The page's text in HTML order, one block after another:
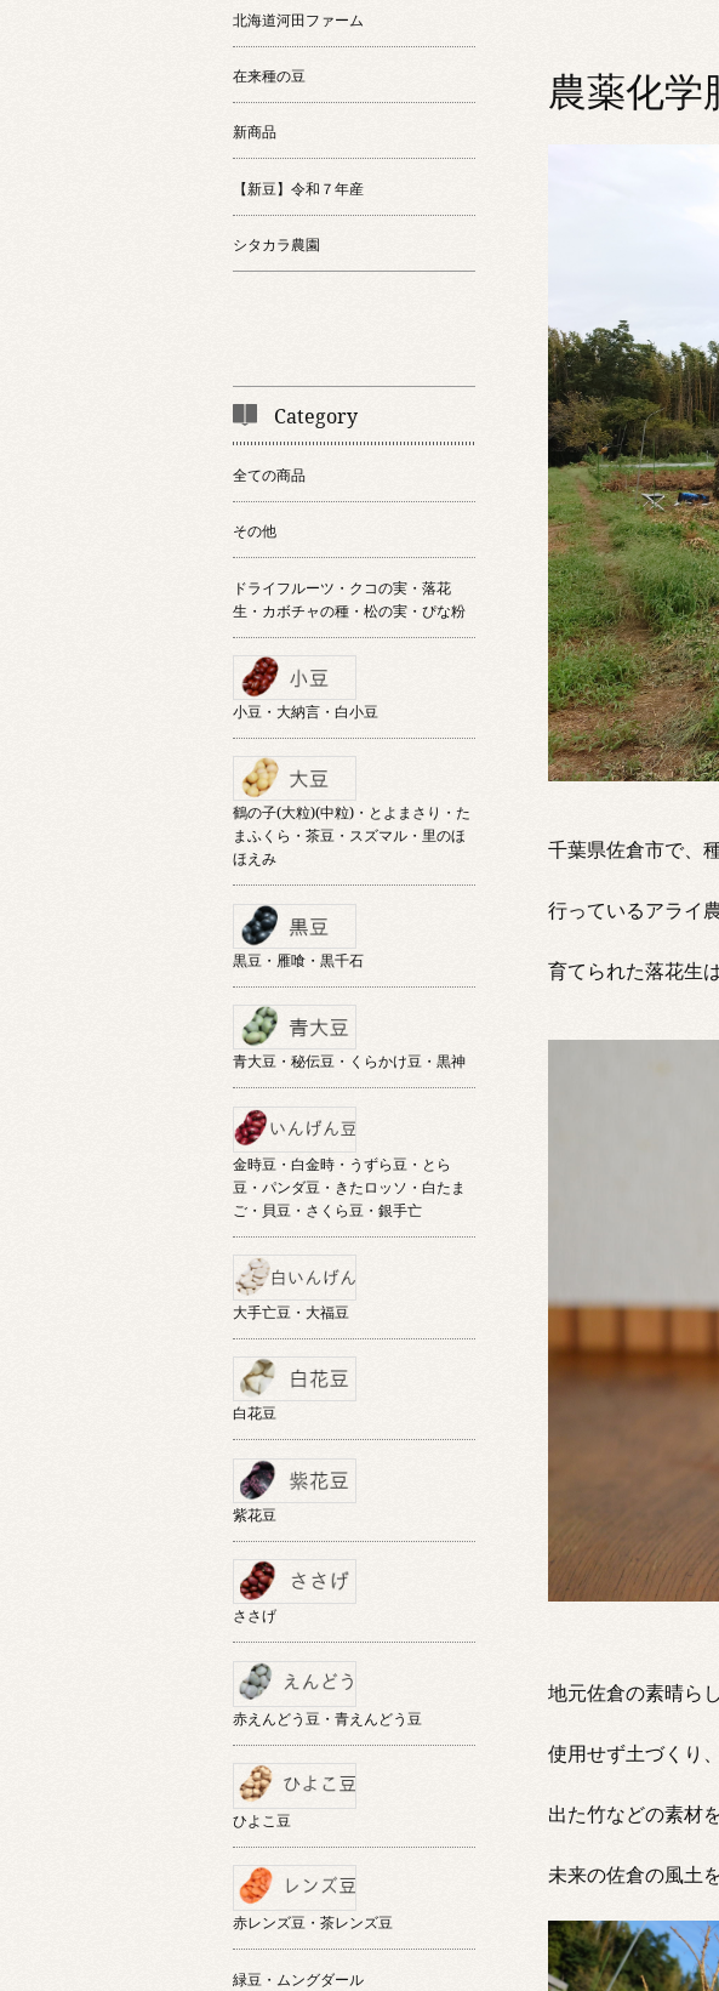
農薬化学
千葉県佐倉市で、
行っているアライ
育てられた落花生
地元佐倉の素晴ら
使用せず土づくり
出た竹などの素材
未来の佐倉の風土
北海道河田ファーム
在来種の豆
新商品
【新豆】令和７年産
シタカラ農園
Category
全ての商品
その他
ドライフルーツ・クコの実・落花
生・カボチャの種・松の実・ぴな粉
小豆・大納言・白小豆
鶴の子(大粒)(中粒)・とよまさり・た
まふくら・茶豆・スズマル・里のほ
ほえみ
黒豆・雁喰・黒千石
青大豆・秘伝豆・くらかけ豆・黒神
金時豆・白金時・うずら豆・とら
豆・パンダ豆・きたロッソ・白たま
ご・貝豆・さくら豆・銀手亡
大手亡豆・大福豆
白花豆
紫花豆
ささげ
赤えんどう豆・青えんどう豆
ひよこ豆
赤レンズ豆・茶レンズ豆
緑豆・ムングダール